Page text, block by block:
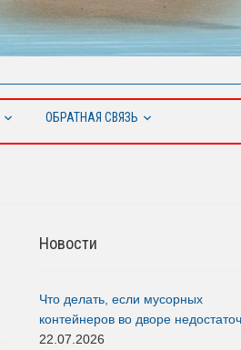
ОБРАТНАЯ СВЯЗЬ
Новости
Что делать, если мусорных
контейнеров во дворе
22.07.2026